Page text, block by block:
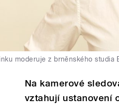
moderuje z brněnského studia
Na kamerové
vztahují ustanovení